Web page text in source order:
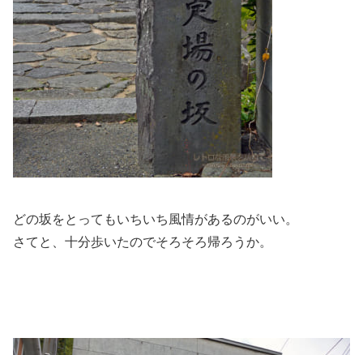
どの坂をとってもいちいち風情があるのがいい。
さてと、十分歩いたのでそろそろ帰ろうか。